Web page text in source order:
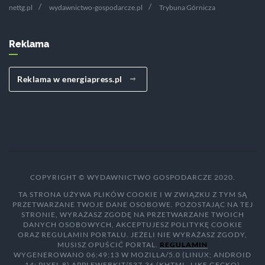
nettg.pl wydawnictwo-gospodarcze.pl Trybuna Górnicza
Reklama
Reklama w energiapress.pl
COPYRIGHT © WYDAWNICTWO GOSPODARCZE 2020.
TA STRONA UŻYWA PLIKÓW COOKIE I W ZWIĄZKU Z TYM SĄ
PRZETWARZANE TWOJE DANE OSOBOWE. POZOSTAJĄC NA TEJ
STRONIE, WYRAŻASZ ZGODĘ NA PRZETWARZANE TWOICH
DANYCH OSOBOWYCH, AKCEPTUJESZ POLITYKĘ COOKIE
ORAZ REGULAMIN PORTALU. JEŻELI NIE WYRAŻASZ ZGODY,
MUSISZ OPUŚCIĆ PORTAL. REGULAMIN
WYGENEROWANO 06:49:13 W MOZILLA/5.0 (LINUX; ANDROID